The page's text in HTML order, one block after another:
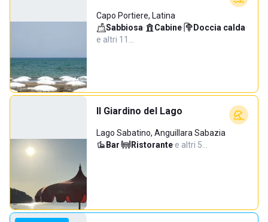
Capo Portiere, Latina
Sabbiosa· Cabine· Doccia calda·
e altri 11…
Il Giardino del Lago
Lago Sabatino, Anguillara Sabazia
Bar· Ristorante·e altri 5…